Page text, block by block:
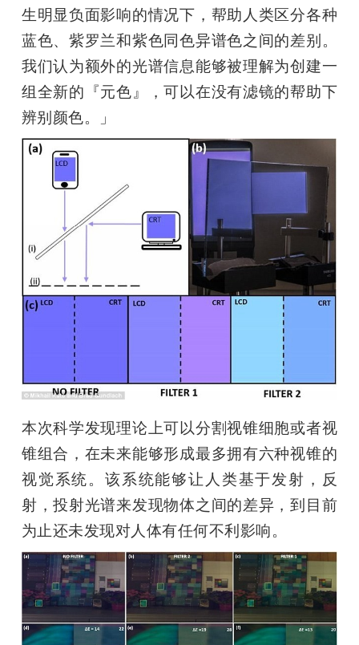
生明显负面影响的情况下，帮助人类区分各种
蓝色、紫罗兰和紫色同色异谱色之间的差别。
我们认为额外的光谱信息能够被理解为创建一
组全新的『元色』，可以在没有滤镜的帮助下
辨别颜色。」
本次科学发现理论上可以分割视锥细胞或者视
锥组合，在未来能够形成最多拥有六种视锥的
视觉系统。该系统能够让人类基于发射，反
射，投射光谱来发现物体之间的差异，到目前
为止还未发现对人体有任何不利影响。